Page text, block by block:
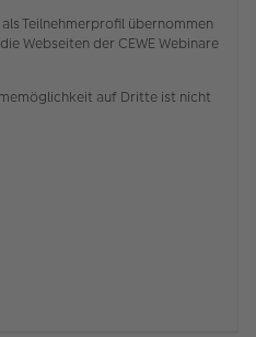
Teilnehmerprofil übernommen
Webseiten der CEWE Webinare
auf Dritte ist nicht